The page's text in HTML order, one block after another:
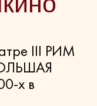
III РИМ
х в